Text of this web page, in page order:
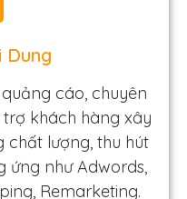
Dung
cáo, chuyên
khách hàng xây
lượng, thu hút
ứng như Adwords,
Remarketing.